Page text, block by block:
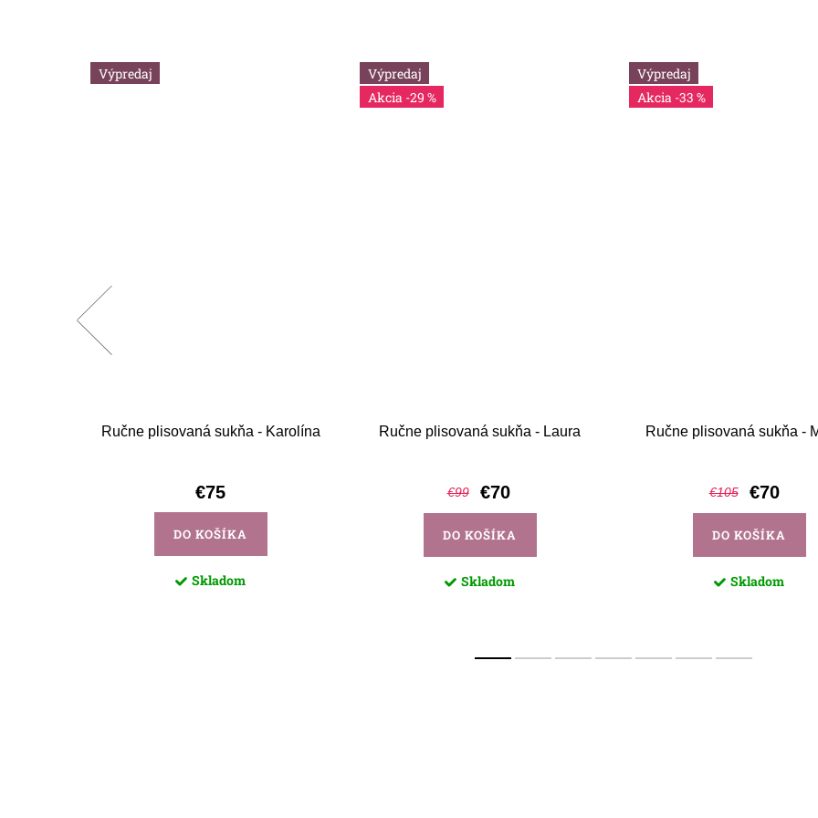
Výpredaj
Ručne plisovaná sukňa - Karolína
€75
DO KOŠÍKA
Skladom
Výpredaj
-29 %
Ručne plisovaná sukňa - Laura
€99 €70
DO KOŠÍKA
Skladom
Výpredaj
-33 %
Ručne plisovaná sukňa -
€105 €70
DO KOŠÍKA
Skladom